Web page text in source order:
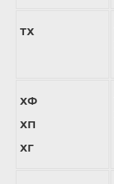
ТХ
ХФ
ХП
ХГ